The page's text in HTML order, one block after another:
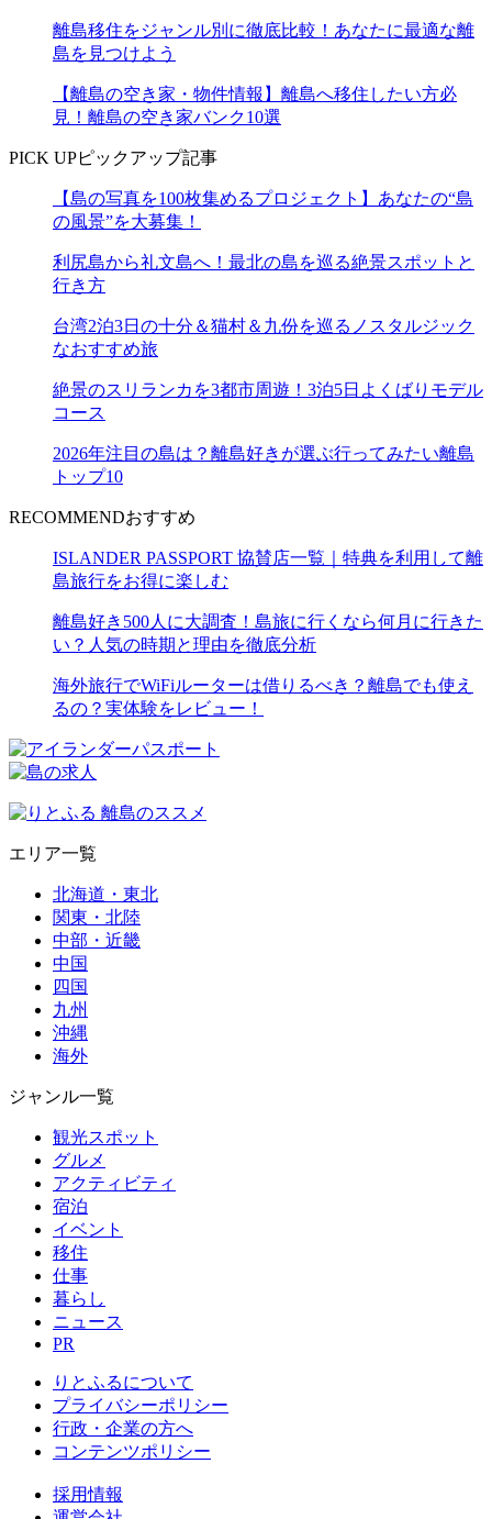
離島移住をジャンル別に徹底比較！あなたに最適な離
島を見つけよう
【離島の空き家・物件情報】離島へ移住したい方必
見！離島の空き家バンク10選
PICK UPピックアップ記事
【島の写真を100枚集めるプロジェクト】あなたの“島
の風景”を大募集！
利尻島から礼文島へ！最北の島を巡る絶景スポットと
行き方
台湾2泊3日の十分＆猫村＆九份を巡るノスタルジック
なおすすめ旅
絶景のスリランカを3都市周遊！3泊5日よくばりモデル
コース
2026年注目の島は？離島好きが選ぶ行ってみたい離島
トップ10
RECOMMENDおすすめ
ISLANDER PASSPORT 協賛店一覧｜特典を利用して離
島旅行をお得に楽しむ
離島好き500人に大調査！島旅に行くなら何月に行きた
い？人気の時期と理由を徹底分析
海外旅行でWiFiルーターは借りるべき？離島でも使え
るの？実体験をレビュー！
エリア一覧
北海道・東北
関東・北陸
中部・近畿
中国
四国
九州
沖縄
海外
ジャンル一覧
観光スポット
グルメ
アクティビティ
宿泊
イベント
移住
仕事
暮らし
ニュース
PR
りとふるについて
プライバシーポリシー
行政・企業の方へ
コンテンツポリシー
採用情報